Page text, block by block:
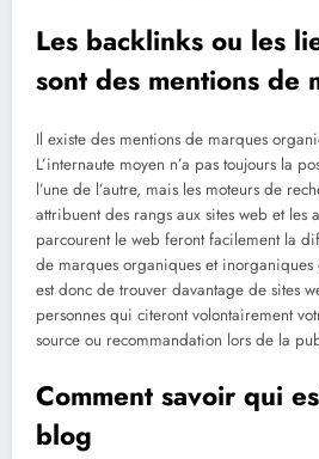
Les backlinks ou les
sont des mentions de
Il existe des mentions de marques
L’internaute moyen n’a pas toujours la
l’une de l’autre, mais les moteurs de
attribuent des rangs aux sites web et les
parcourent le web feront facilement la
de marques organiques et inorganiques
est donc de trouver davantage de sites
personnes qui citeront volontairement
source ou recommandation lors de la
Comment savoir qui
blog